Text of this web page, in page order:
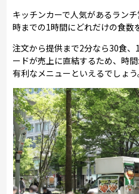
キッチンカーで人気があるラン
時までの1時間にどれだけの食数
注文から提供まで2分なら30食
ードが売上に直結するため、時
有利なメニューといえるでしょう